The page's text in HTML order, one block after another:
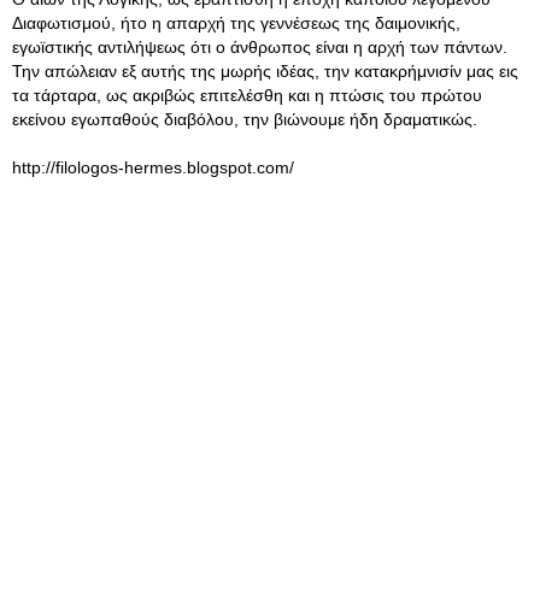
Διαφωτισμού, ήτο η απαρχή της γεννέσεως της δαιμονικής,
εγωϊστικής αντιλήψεως ότι ο άνθρωπος είναι η αρχή των πάντων.
Την απώλειαν εξ αυτής της μωρής ιδέας, την κατακρήμνισίν μας εις
τα τάρταρα, ως ακριβώς επιτελέσθη και η πτώσις του πρώτου
εκείνου εγωπαθούς διαβόλου, την βιώνουμε ήδη δραματικώς.
http://filologos-hermes.blogspot.com/